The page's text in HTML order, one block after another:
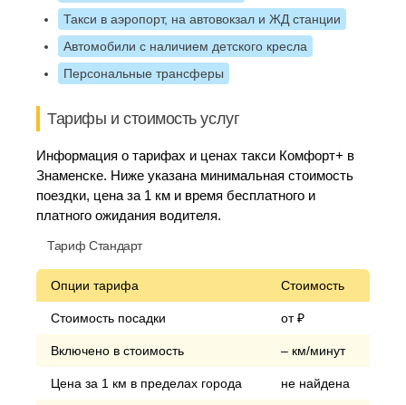
Такси в аэропорт, на автовокзал и ЖД станции
Автомобили с наличием детского кресла
Персональные трансферы
Тарифы и стоимость услуг
Информация о тарифах и ценах такси Комфорт+ в
Знаменске. Ниже указана минимальная стоимость
поездки, цена за 1 км и время бесплатного и
платного ожидания водителя.
Тариф Стандарт
Опции тарифа Стоимость
Стоимость посадки от ₽
Включено в стоимость – км/минут
Цена за 1 км в пределах города не найдена